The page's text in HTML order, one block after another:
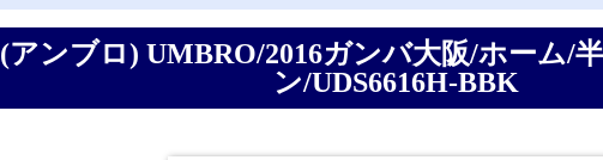
(アンブロ) UMBRO/2016ガンバ大阪/ホーム/
ン/UDS6616H-BBK